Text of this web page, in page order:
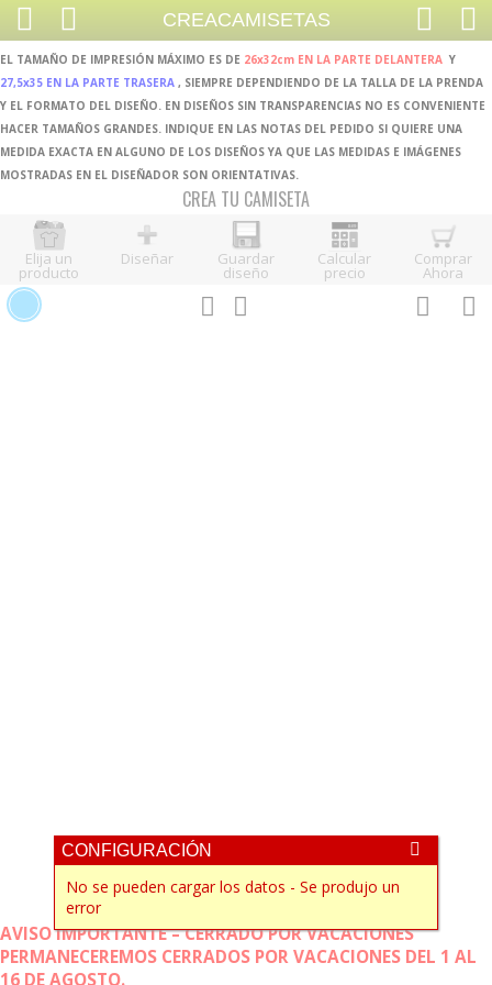
CREACAMISETAS
EL TAMAÑO DE IMPRESIÓN MÁXIMO ES DE 26x32cm EN LA PARTE DELANTERA Y
27,5x35 EN LA PARTE TRASERA , SIEMPRE DEPENDIENDO DE LA TALLA DE LA PRENDA
Y EL FORMATO DEL DISEÑO. EN DISEÑOS SIN TRANSPARENCIAS NO ES CONVENIENTE
HACER TAMAÑOS GRANDES. INDIQUE EN LAS NOTAS DEL PEDIDO SI QUIERE UNA
MEDIDA EXACTA EN ALGUNO DE LOS DISEÑOS YA QUE LAS MEDIDAS E IMÁGENES
MOSTRADAS EN EL DISEÑADOR SON ORIENTATIVAS.
CREA TU CAMISETA
Elija un
producto
Diseñar Guardar
diseño
Calcular
precio
Comprar
Ahora
AVISO IMPORTANTE – CERRADO POR VACACIONES
PERMANECEREMOS CERRADOS POR VACACIONES DEL 1 AL
16 DE AGOSTO.
CONFIGURACIÓN
No se pueden cargar los datos - Se produjo un
error